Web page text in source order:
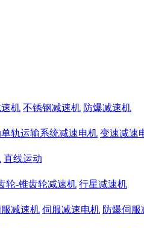
机 不锈钢减速机 防爆减速机
轨运输系统减速电机 变速减速
直线运动
轮-锥齿轮减速机 行星减速机
减速机 伺服减速电机 防爆伺服